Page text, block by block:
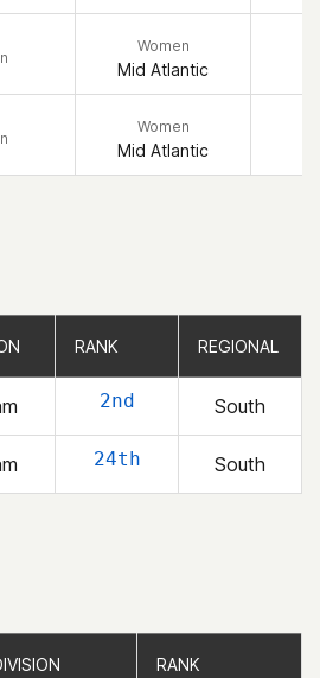
Women
Mid Atlantic
Women
Mid Atlantic
RANK REGIONAL
2nd South
24th South
RANK REGIONAL
RANK
RANK